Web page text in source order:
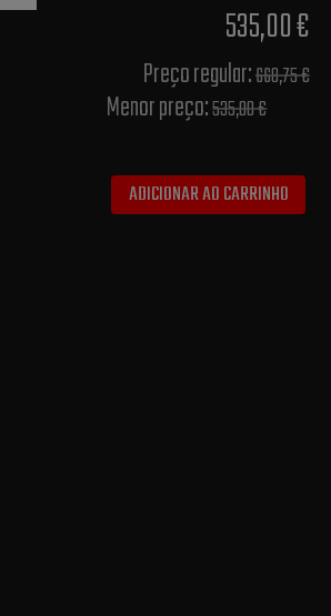
535,00 €
Preço regular:668,75 €
Menor preço:535,00 €
ADICIONAR AO CARRINHO